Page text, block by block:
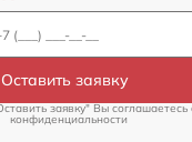
Оставить заявку
заявку" Вы
конфиденциальности